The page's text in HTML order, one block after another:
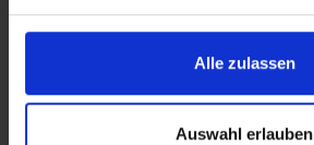
Alle zulassen
Auswahl erlauben